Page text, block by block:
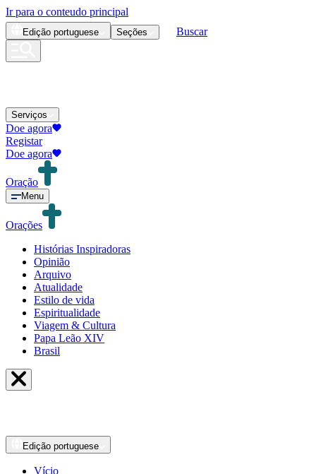
Ir para o conteudo principal
Edição portuguese Seções Buscar
Serviços
Doe agora
Registar
Doe agora
Oração
Menu
Orações
Histórias Inspiradoras
Opinião
Arquivo
Atualidade
Estilo de vida
Espiritualidade
Viagem & Cultura
Papa Leão XIV
Brasil
Edição portuguese
Vício